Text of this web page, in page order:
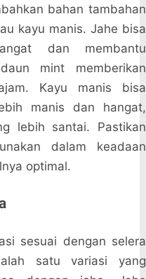
bahan tambahan
kayu manis. Jahe bisa
dan membantu
mint memberikan
Kayu manis bisa
manis dan hangat,
lebih santai. Pastikan
dalam keadaan
optimal.
sesuai dengan selera
satu variasi yang